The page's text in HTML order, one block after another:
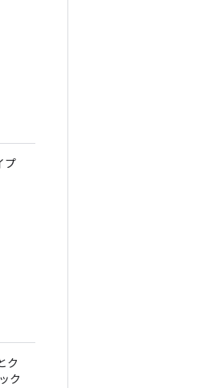
プ
ク
ク